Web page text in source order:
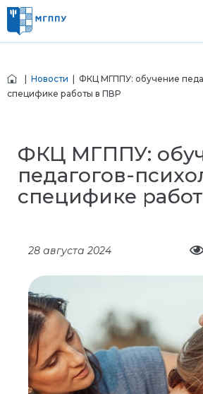
Новости | ФКЦ МГППУ: обучение
специфике работы в ПВР
ФКЦ МГППУ:
педагогов-
специфике
28 августа 2024